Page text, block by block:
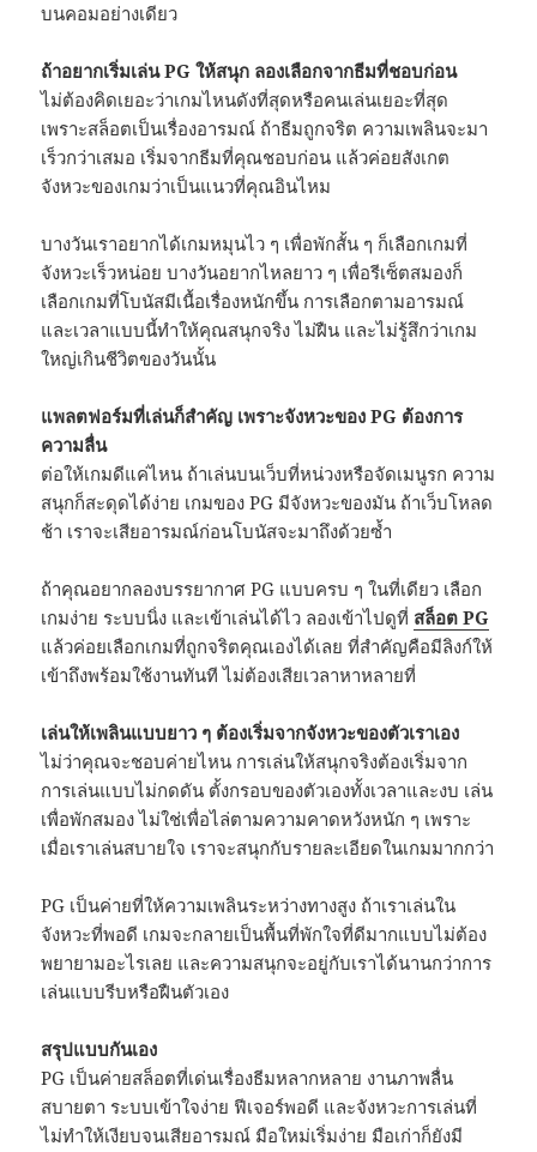
บนคอมอย่างเดียว
ถ้าอยากเริ่มเล่น PG ให้สนุก ลองเลือกจากธีมที่ชอบก่อน
ไม่ต้องคิดเยอะว่าเกมไหนดังที่สุดหรือคนเล่นเยอะที่สุด
เพราะสล็อตเป็นเรื่องอารมณ์ ถ้าธีมถูกจริต ความเพลินจะมา
เร็วกว่าเสมอ เริ่มจากธีมที่คุณชอบก่อน แล้วค่อยสังเกต
จังหวะของเกมว่าเป็นแนวที่คุณอินไหม
บางวันเราอยากได้เกมหมุนไว ๆ เพื่อพักสั้น ๆ ก็เลือกเกมที่
จังหวะเร็วหน่อย บางวันอยากไหลยาว ๆ เพื่อรีเซ็ตสมองก็
เลือกเกมที่โบนัสมีเนื้อเรื่องหนักขึ้น การเลือกตามอารมณ์
และเวลาแบบนี้ทำให้คุณสนุกจริง ไม่ฝืน และไม่รู้สึกว่าเกม
ใหญ่เกินชีวิตของวันนั้น
แพลตฟอร์มที่เล่นก็สำคัญ เพราะจังหวะของ PG ต้องการ
ความลื่น
ต่อให้เกมดีแค่ไหน ถ้าเล่นบนเว็บที่หน่วงหรือจัดเมนูรก ความ
สนุกก็สะดุดได้ง่าย เกมของ PG มีจังหวะของมัน ถ้าเว็บโหลด
ช้า เราจะเสียอารมณ์ก่อนโบนัสจะมาถึงด้วยซ้ำ
ถ้าคุณอยากลองบรรยากาศ PG แบบครบ ๆ ในที่เดียว เลือก
เกมง่าย ระบบนิ่ง และเข้าเล่นได้ไว ลองเข้าไปดูที่ สล็อต PG
แล้วค่อยเลือกเกมที่ถูกจริตคุณเองได้เลย ที่สำคัญคือมีลิงก์ให้
เข้าถึงพร้อมใช้งานทันที ไม่ต้องเสียเวลาหาหลายที่
เล่นให้เพลินแบบยาว ๆ ต้องเริ่มจากจังหวะของตัวเราเอง
ไม่ว่าคุณจะชอบค่ายไหน การเล่นให้สนุกจริงต้องเริ่มจาก
การเล่นแบบไม่กดดัน ตั้งกรอบของตัวเองทั้งเวลาและงบ เล่น
เพื่อพักสมอง ไม่ใช่เพื่อไล่ตามความคาดหวังหนัก ๆ เพราะ
เมื่อเราเล่นสบายใจ เราจะสนุกกับรายละเอียดในเกมมากกว่า
PG เป็นค่ายที่ให้ความเพลินระหว่างทางสูง ถ้าเราเล่นใน
จังหวะที่พอดี เกมจะกลายเป็นพื้นที่พักใจที่ดีมากแบบไม่ต้อง
พยายามอะไรเลย และความสนุกจะอยู่กับเราได้นานกว่าการ
เล่นแบบรีบหรือฝืนตัวเอง
สรุปแบบกันเอง
PG เป็นค่ายสล็อตที่เด่นเรื่องธีมหลากหลาย งานภาพลื่น
สบายตา ระบบเข้าใจง่าย ฟีเจอร์พอดี และจังหวะการเล่นที่
ไม่ทำให้เงียบจนเสียอารมณ์ มือใหม่เริ่มง่าย มือเก่าก็ยังมี